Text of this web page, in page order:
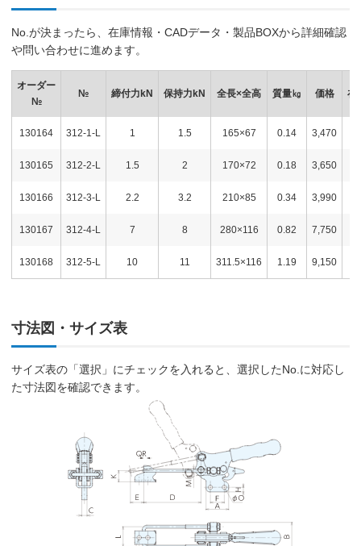
No.が決まったら、在庫情報・CADデータ・製品BOXから詳細確認
や問い合わせに進めます。
オーダー
№
№ 締付力kN 保持力kN 全長×全高 質量㎏ 価格 在
130164 312-1-L 1 1.5 165×67 0.14 3,470
130165 312-2-L 1.5 2 170×72 0.18 3,650
130166 312-3-L 2.2 3.2 210×85 0.34 3,990
130167 312-4-L 7 8 280×116 0.82 7,750
130168 312-5-L 10 11 311.5×116 1.19 9,150
寸法図・サイズ表
サイズ表の「選択」にチェックを入れると、選択したNo.に対応し
た寸法図を確認できます。